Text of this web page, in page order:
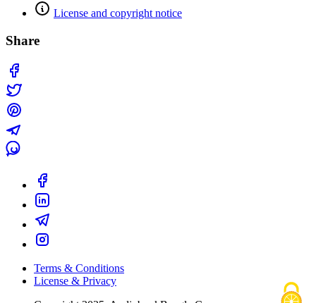
License and copyright notice
Share
Terms & Conditions
License & Privacy